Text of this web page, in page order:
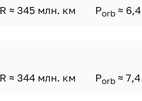
R ≈ 345 млн. км Porb ≈ 6,4
R ≈ 344 млн. км Porb ≈ 7,4